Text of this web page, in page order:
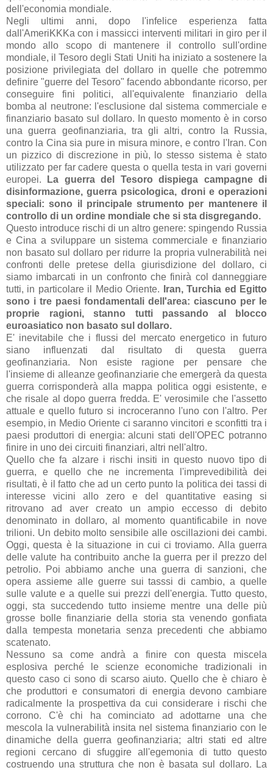
dell'economia mondiale.
Negli ultimi anni, dopo l'infelice esperienza fatta
dall'AmeriKKKa con i massicci interventi militari in giro per il
mondo allo scopo di mantenere il controllo sull'ordine
mondiale, il Tesoro degli Stati Uniti ha iniziato a sostenere la
posizione privilegiata del dollaro in quelle che potremmo
definire "guerre del Tesoro" facendo abbondante ricorso, per
conseguire fini politici, all'equivalente finanziario della
bomba al neutrone: l'esclusione dal sistema commerciale e
finanziario basato sul dollaro. In questo momento è in corso
una guerra geofinanziaria, tra gli altri, contro la Russia,
contro la Cina sia pure in misura minore, e contro l'Iran. Con
un pizzico di discrezione in più, lo stesso sistema è stato
utilizzato per far cadere questa o quella testa in vari governi
europei. La guerra del Tesoro dispiega campagne di
disinformazione, guerra psicologica, droni e operazioni
speciali: sono il principale strumento per mantenere il
controllo di un ordine mondiale che si sta disgregando.
Questo introduce rischi di un altro genere: spingendo Russia
e Cina a sviluppare un sistema commerciale e finanziario
non basato sul dollaro per ridurre la propria vulnerabilità nei
confronti delle pretese della giurisdizione del dollaro, ci
siamo imbarcati in un confronto che finirà col danneggiare
tutti, in particolare il Medio Oriente.
Iran, Turchia ed Egitto
sono i tre paesi fondamentali dell'area: ciascuno per le
proprie ragioni, stanno tutti passando al blocco
euroasiatico non basato sul dollaro.
E' inevitabile che i flussi del mercato energetico in futuro
siano influenzati dal risultato di questa guerra
geofinanziaria. Non esiste ragione per pensare che
l'insieme di alleanze geofinanziarie che emergerà da questa
guerra corrisponderà alla mappa politica oggi esistente, e
che risale al dopo guerra fredda. E' verosimile che l'assetto
attuale e quello futuro si incroceranno l'uno con l'altro. Per
esempio, in Medio Oriente ci saranno vincitori e sconfitti tra i
paesi produttori di energia: alcuni stati dell'OPEC potranno
finire in uno dei circuiti finanziari, altri nell'altro.
Quello che fa alzare i rischi insiti in questo nuovo tipo di
guerra, e quello che ne incrementa l'imprevedibilità dei
risultati, è il fatto che ad un certo punto la politica dei tassi di
interesse vicini allo zero e del quantitative easing si
ritrovano ad aver creato un ampio eccesso di debito
denominato in dollaro, al momento quantificabile in nove
trilioni. Un debito molto sensibile alle oscillazioni dei cambi.
Oggi, questa è la situazione in cui ci troviamo. Alla guerra
delle valute ha contribuito anche la guerra per il prezzo del
petrolio. Poi abbiamo anche una guerra di sanzioni, che
opera assieme alle guerre sui tasssi di cambio, a quelle
sulle valute e a quelle sui prezzi dell'energia. Tutto questo,
oggi, sta succedendo tutto insieme mentre una delle più
grosse bolle finanziarie della storia sta venendo gonfiata
dalla tempesta monetaria senza precedenti che abbiamo
scatenato.
Nessuno sa come andrà a finire con questa miscela
esplosiva perché le scienze economiche tradizionali in
questo caso ci sono di scarso aiuto. Quello che è chiaro è
che produttori e consumatori di energia devono cambiare
radicalmente la prospettiva da cui considerare i rischi che
corrono. C'è chi ha cominciato ad adottarne una che
mescola la vulnerabilità insita nel sistema finanziario con le
dinamiche della guerra geofinanziaria; altri stati ed altre
regioni cercano di sfuggire all'egemonia di tutto questo
costruendo una struttura che non è basata sul dollaro. La